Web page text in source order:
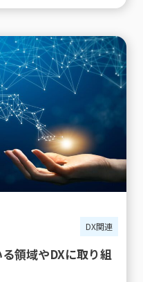
DX関連
領域やDXに取り組